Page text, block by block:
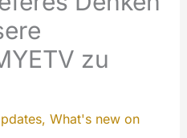
zu
, What's new on